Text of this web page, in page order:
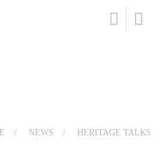
NEWS HERITAGE TALKS